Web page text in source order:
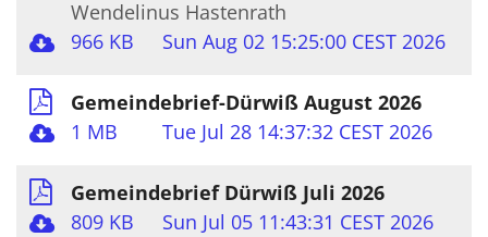
Wendelinus Hastenrath
966 KB
Sun Aug 02 15:25:00 CEST 2026
Gemeindebrief-Dürwiß August 2026
1 MB
Tue Jul 28 14:37:32 CEST 2026
Gemeindebrief Dürwiß Juli 2026
809 KB
Sun Jul 05 11:43:31 CEST 2026